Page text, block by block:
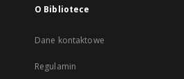
O Bibliotece
Dane kontaktowe
Regulamin